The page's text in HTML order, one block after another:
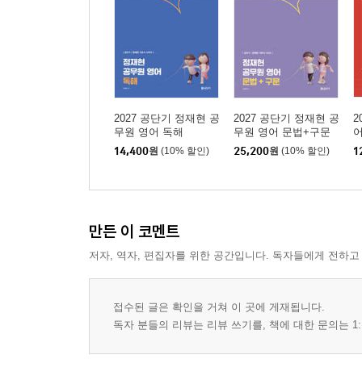
Unit 12 명사 빈출 어휘 1
Unit 13 명사 빈출 어휘 2
Unit 14 명사 빈출 어휘 3
READING
CHAPTER 01 문제 유형별 공략
Unit 04 추론 유형
CHAPTER 02 지문 유형별 공략
Unit 05 이메일과 편지
Unit 06 광고
2027 공단기 정재현 공
무원 영어 독해
14,400원 (10% 할인)
2027 공단기 정재현 공
무원 영어 문법+구문
25,200원 (10% 할인)
만든 이 코멘트
저자, 역자, 편집자를 위한 공간입니다. 독자들에게 전하
접수된 글은 확인을 거쳐 이 곳에 게재됩니다.
독자 분들의 리뷰는 리뷰 쓰기를, 책에 대한 문의는